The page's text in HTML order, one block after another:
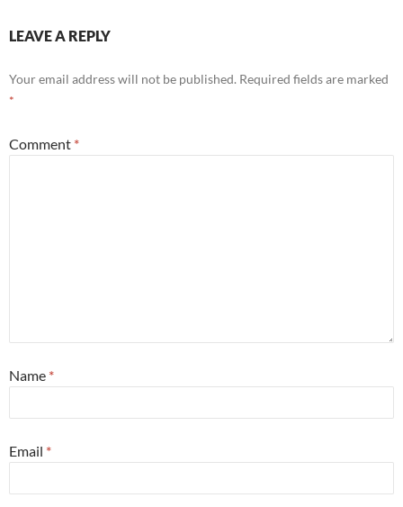
LEAVE A REPLY
Your email address will not be published. Required fields are marked
*
Comment *
Name *
Email *